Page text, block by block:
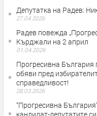
Депутатка на Радев:
27.04.2026
Радев повежда
Кърджали на 2 април
01.04.2026
Прогресивна България
обяви пред
справедливост!
28.03.2026
“Прогресивна
кандидат-депутатите